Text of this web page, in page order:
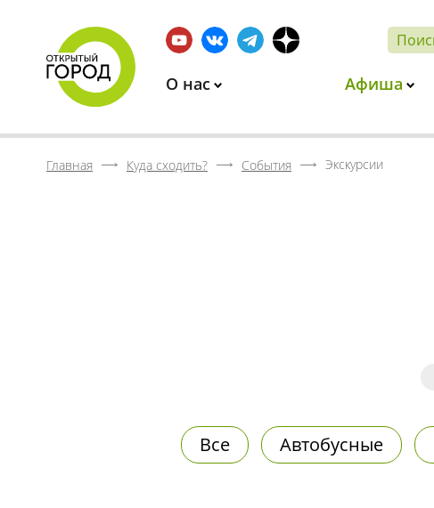
О нас Афиша
Главная Куда сходить? События Экскурсии
Все Автобусные